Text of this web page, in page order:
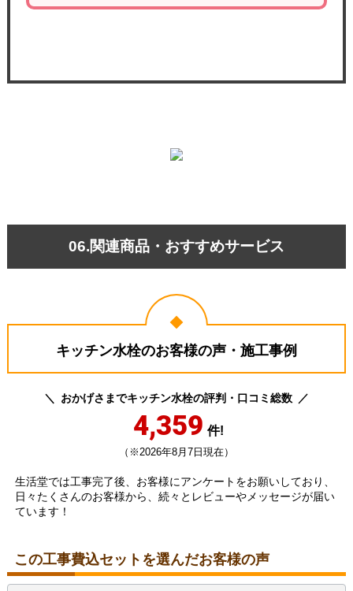
06.関連商品・おすすめサービス
キッチン水栓のお客様の声・施工事例
おかげさまでキッチン水栓の評判・口コミ総数
4,359 件!
（※2026年8月7日現在）
生活堂では工事完了後、お客様にアンケートをお願いしており、
日々たくさんのお客様から、続々とレビューやメッセージが届い
ています！
この工事費込セットを選んだお客様の声